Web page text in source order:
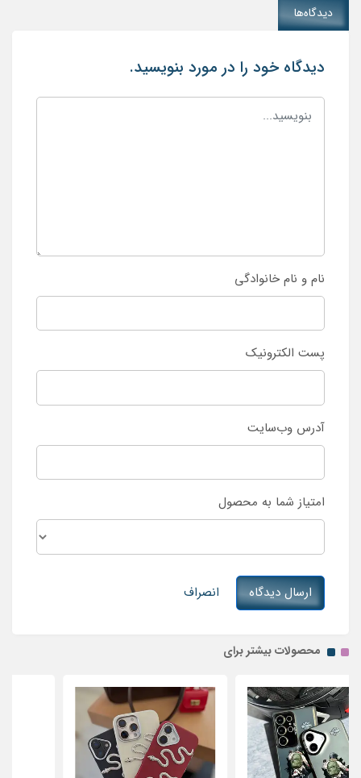
دیدگاه‌ها
دیدگاه خود را در مورد بنویسید.
نام و نام خانوادگی
پست الکترونیک
آدرس وب‌سایت
امتیاز شما به محصول
ارسال دیدگاه انصراف
محصولات بیشتر برای